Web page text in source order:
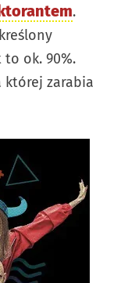
.
ok. 90%.
której zarabia